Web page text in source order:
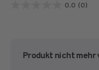
0.0 (0)
Produkt nicht mehr